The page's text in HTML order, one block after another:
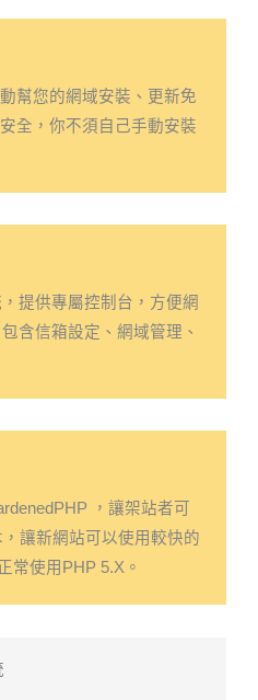
幫您的網域安裝、更新免
全，你不須自己手動安裝
提供專屬控制台，方便網
含信箱設定、網域管理、
，讓架站者可
讓新網站可以使用較快的
常使用PHP 5.X。